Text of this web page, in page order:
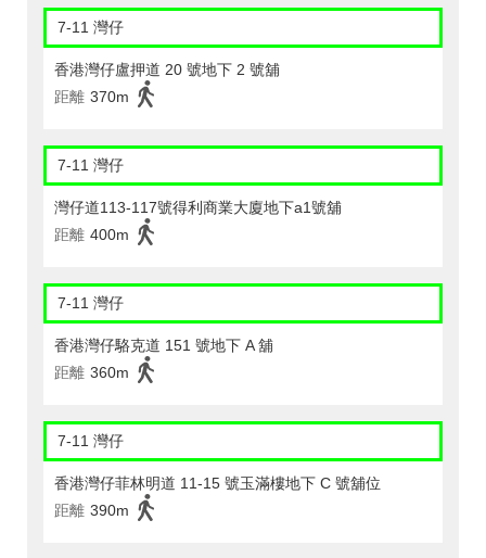
7-11 灣仔
香港灣仔盧押道 20 號地下 2 號舖
距離 370m
7-11 灣仔
灣仔道113-117號得利商業大廈地下a1號舖
距離 400m
7-11 灣仔
香港灣仔駱克道 151 號地下 A 舖
距離 360m
7-11 灣仔
香港灣仔菲林明道 11-15 號玉滿樓地下 C 號舖位
距離 390m